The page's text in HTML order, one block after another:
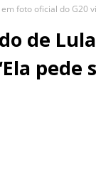
foto oficial do G20
de
pede